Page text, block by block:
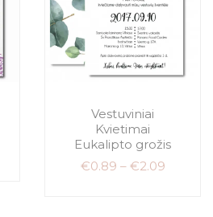
Vestuviniai
Kvietimai
Eukalipto grožis
€0.89 – €2.09